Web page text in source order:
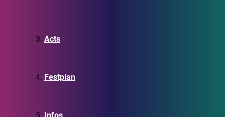
Acts
Festplan
Infos